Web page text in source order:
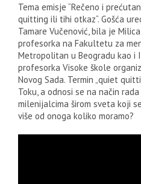
Tema emisje “Rečeno i
quitting ili tihi otkaz“. Gošća
Tamare Vučenović, bila je
profesorka na Fakultetu za
Metropolitan u Beogradu kao i
profesorka Visoke škole
Novog Sada. Termin „quiet
Toku, a odnosi se na način
milenijalcima širom sveta koji
više od onoga koliko moramo?